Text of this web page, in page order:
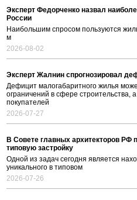
Эксперт Федорченко назвал
России
Наибольшим спросом пользуются
м
2026-08-02
Эксперт Жалнин спрогнозировал
Дефицит малогабаритного жилья
ограничений в сфере строительства,
покупателей
2026-07-27
В Совете главных архитекторов РФ
типовую застройку
Одной из задач сегодня является
уникального в типовом
2026-07-26